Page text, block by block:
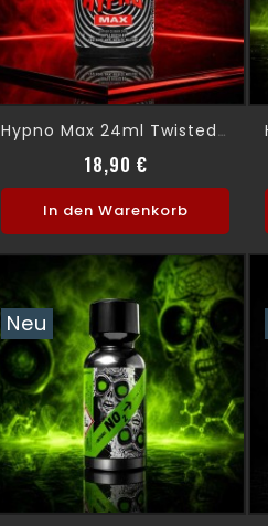
Hypno Max 24ml Twisted Beast
18,90 €Preis
In den Warenkorb
Neu